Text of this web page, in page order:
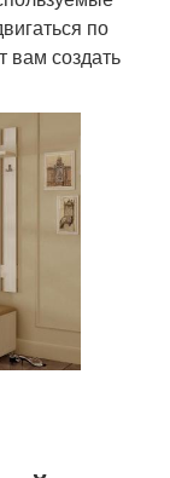
по
вам создать